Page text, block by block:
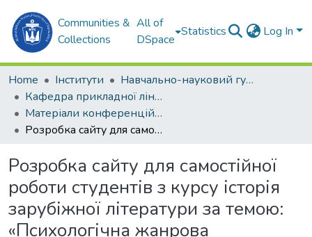
Communities &
Collections
All of
DSpace
Statistics Log In
Home Інститути
Навчально-науковий гуманітарний інститут (ННГІ)
Кафедра прикладної лінгвістики (ПЛ)
Матеріали конференцій (ПЛ)
Розробка сайту для самостійної роботи студентів з курсу історія зарубіжної літератури за темою: «Психологічна жанрова генералізація в літературі XX ст.»
Розробка сайту для самостійної
роботи студентів з курсу історія
зарубіжної літератури за темою:
«Психологічна жанрова